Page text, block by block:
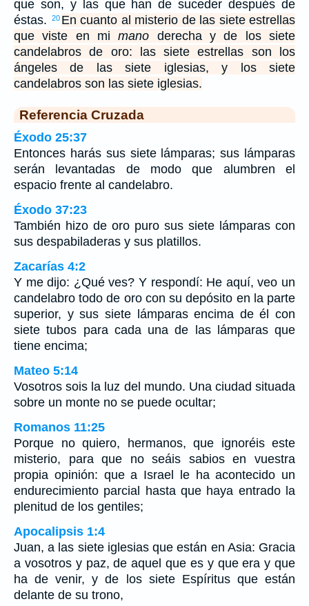
que son, y las que han de suceder después de
éstas.
20 En cuanto al misterio de las siete estrellas
que viste en mimano derecha y de los siete
candelabros de oro: las siete estrellas son los
ángeles de las siete iglesias, y los siete
candelabros son las siete iglesias.
Referencia Cruzada
Éxodo 25:37
Entonces harás sus siete lámparas; sus lámparas
serán levantadas de modo que alumbren el
espacio frente al candelabro.
Éxodo 37:23
También hizo de oro puro sus siete lámparas con
sus despabiladeras y sus platillos.
Zacarías 4:2
Y me dijo: ¿Qué ves? Y respondí: He aquí, veo un
candelabro todo de oro con su depósito en la parte
superior, y sus siete lámparas encima de él con
siete tubos para cada una de las lámparas que
tiene encima;
Mateo 5:14
Vosotros sois la luz del mundo. Una ciudad situada
sobre un monte no se puede ocultar;
Romanos 11:25
Porque no quiero, hermanos, que ignoréis este
misterio, para que no seáis sabios en vuestra
propia opinión: que a Israel le ha acontecido un
endurecimiento parcial hasta que haya entrado la
plenitud de los gentiles;
Apocalipsis 1:4
Juan, a las siete iglesias que están en Asia: Gracia
a vosotros y paz, de aquel que es y que era y que
ha de venir, y de los siete Espíritus que están
delante de su trono,